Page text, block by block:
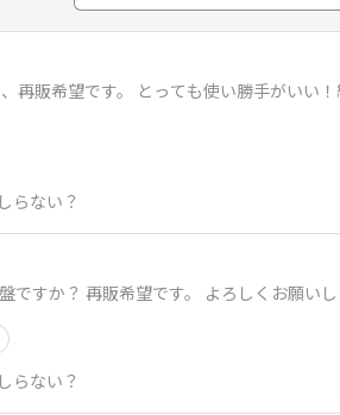
らない？
ですか？ 再販希望です。 よろしくお願い
らない？